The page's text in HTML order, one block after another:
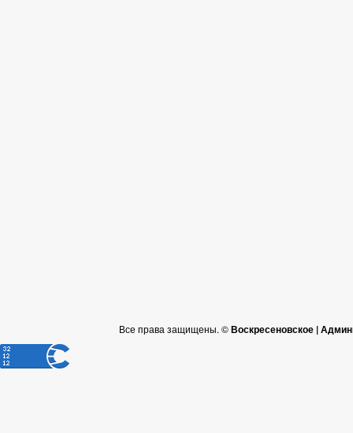
Все права защищены. ©Воскресеновское |